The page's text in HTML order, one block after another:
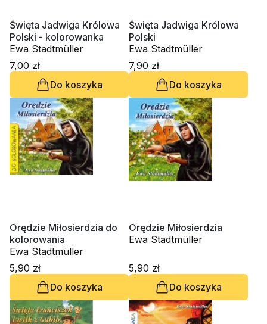
Święta Jadwiga Królowa
Polski - kolorowanka
Ewa Stadtmüller
7,00 zł
Do koszyka
Święta Jadwiga Królowa
Polski
Ewa Stadtmüller
7,90 zł
Do koszyka
Orędzie Miłosierdzia do
kolorowania
Ewa Stadtmüller
5,90 zł
Do koszyka
Orędzie Miłosierdzia
Ewa Stadtmüller
5,90 zł
Do koszyka